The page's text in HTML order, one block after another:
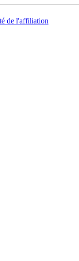
de l'affiliation